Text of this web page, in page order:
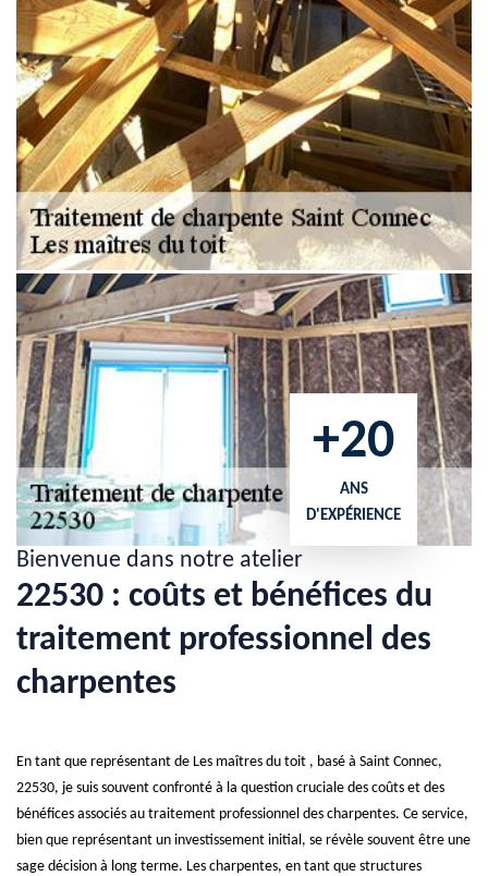
+20
ANS
D'EXPÉRIENCE
Bienvenue dans notre atelier
22530 : coûts et bénéfices du
traitement professionnel des
charpentes
En tant que représentant de Les maîtres du toit , basé à Saint Connec,
22530, je suis souvent confronté à la question cruciale des coûts et des
bénéfices associés au traitement professionnel des charpentes. Ce service,
bien que représentant un investissement initial, se révèle souvent être une
sage décision à long terme. Les charpentes, en tant que structures